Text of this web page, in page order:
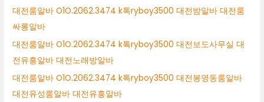
대전룸알바 O1O.2062.3474 k톡ryboy3500 대전밤알바 대전룸
싸롱알바
대전룸알바 O1O.2062.3474 k톡ryboy3500 대전보도사무실 대
전유흥알바 대전노래방알바
대전룸알바 O1O.2062.3474 k톡ryboy3500 대전봉명동룸알바
대전유성룸알바 대전유흥알바